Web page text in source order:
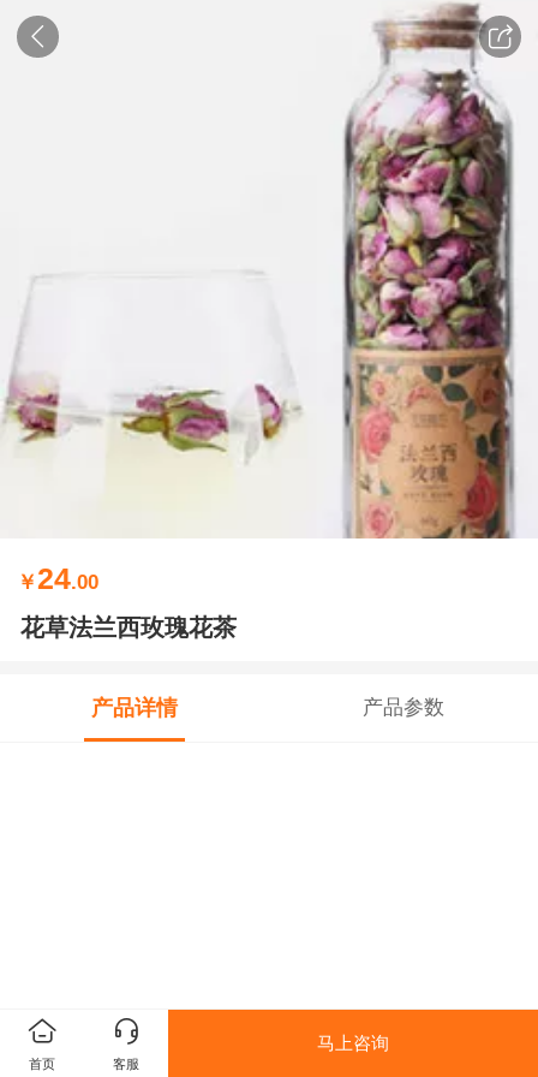
￥24.00
花草法兰西玫瑰花茶
产品详情 产品参数
首页 客服
马上咨询